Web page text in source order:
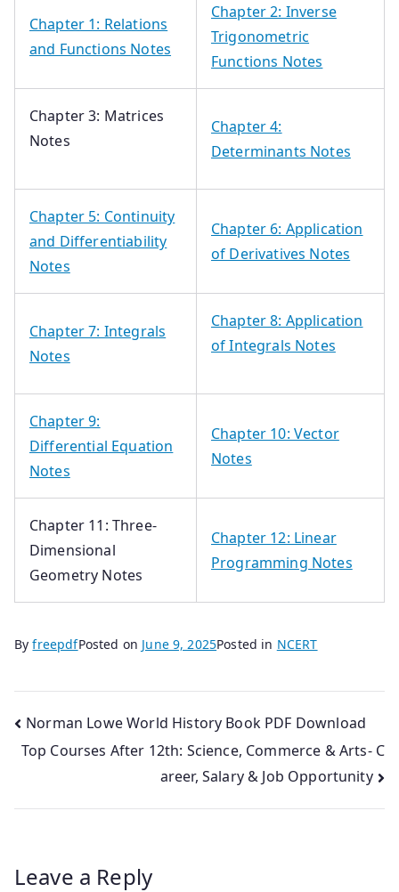
Chapter 1: Relations
and Functions Notes
Chapter 2: Inverse
Trigonometric
Functions Notes
Chapter 3: Matrices
Notes
Chapter 4:
Determinants Notes
Chapter 5: Continuity
and Differentiability
Notes
Chapter 6: Application
of Derivatives Notes
Chapter 7: Integrals
Notes
Chapter 8: Application
of Integrals Notes
Chapter 9:
Differential Equation
Notes
Chapter 10: Vector
Notes
Chapter 11: Three-
Dimensional
Geometry Notes
Chapter 12: Linear
Programming Notes
ByfreepdfPosted on June 9, 2025Posted in NCERT
Post
navigation
Norman Lowe World History Book PDF Download
Top Courses After 12th: Science, Commerce & Arts- C
areer, Salary & Job Opportunity
Leave a Reply